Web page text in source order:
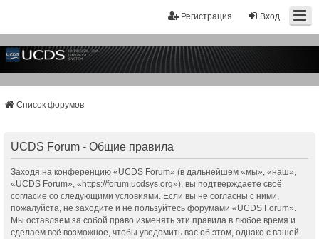
Вход
Регистрация
Список форумов
UCDS Forum - Общие правила
Заходя на конференцию «UCDS Forum» (в дальнейшем «мы», «наш»,
«UCDS Forum», «https://forum.ucdsys.org»), вы подтверждаете своё
согласие со следующими условиями. Если вы не согласны с ними,
пожалуйста, не заходите и не пользуйтесь форумами «UCDS Forum».
Мы оставляем за собой право изменять эти правила в любое время и
сделаем всё возможное, чтобы уведомить вас об этом, однако с вашей